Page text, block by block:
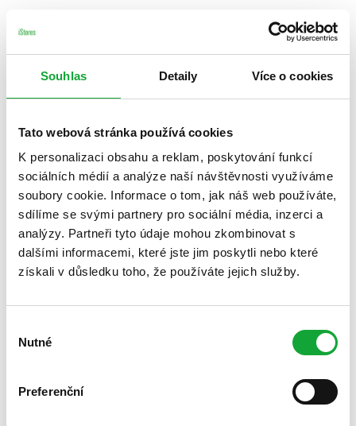
Souhlas Detaily Více o cookies
Tato webová stránka používá cookies
K personalizaci obsahu a reklam, poskytování funkcí
sociálních médií a analýze naší návštěvnosti využíváme
soubory cookie. Informace o tom, jak náš web používáte,
sdílíme se svými partnery pro sociální média, inzerci a
analýzy. Partneři tyto údaje mohou zkombinovat s
dalšími informacemi, které jste jim poskytli nebo které
získali v důsledku toho, že používáte jejich služby.
souhlasu
Nutné
Preferenční